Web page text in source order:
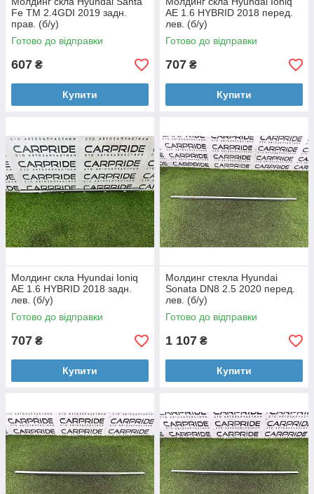
Fe TM 2.4GDI 2019 задн.
прав. (б/у)
Готово до відправки
607 ₴
Купити
AE 1.6 HYBRID 2018 перед.
лев. (б/у)
Готово до відправки
707 ₴
Купити
Молдинг скла Hyundai Ioniq
AE 1.6 HYBRID 2018 задн.
лев. (б/у)
Готово до відправки
707 ₴
Купити
Молдинг стекла Hyundai
Sonata DN8 2.5 2020 перед.
лев. (б/у)
Готово до відправки
1 107 ₴
Купити